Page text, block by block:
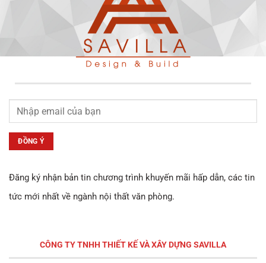
Đăng ký nhận bản tin chương trình khuyến mãi hấp dẫn, các tin
tức mới nhất về ngành nội thất văn phòng.
CÔNG TY TNHH THIẾT KẾ VÀ XÂY DỰNG SAVILLA